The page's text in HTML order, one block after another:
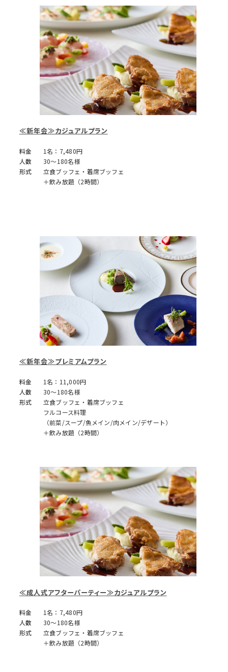
≪新年会≫カジュアルプラン
料金
1名：7,480円
人数
30～180名様
形式
立食ブッフェ・着席ブッフェ
＋飲み放題（2時間）
≪新年会≫プレミアムプラン
料金
1名：11,000円
人数
30～180名様
形式
立食ブッフェ・着席ブッフェ
フルコース料理
（前菜/スープ/魚メイン/肉メイン/デザート）
＋飲み放題（2時間）
≪成人式アフターパーティー≫カジュアルプラン
料金
1名：7,480円
人数
30～180名様
形式
立食ブッフェ・着席ブッフェ
＋飲み放題（2時間）